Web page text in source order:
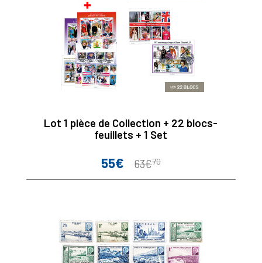
Lot 1 pièce de Collection + 22 blocs-
feuillets + 1 Set
Prix
55€
Prix
63€70